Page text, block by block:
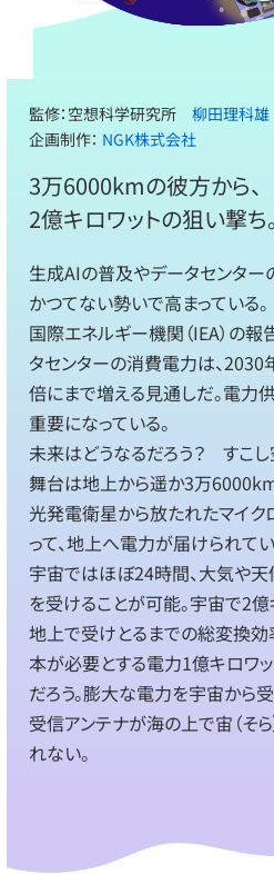
監修：空想科学研究所 柳田理科雄
企画制作： NGK株式会社
3万6000kmの彼方から、
2億キロワットの狙い撃ち。
生成AIの普及やデータセンター
かつてない勢いで高まっている。
国際エネルギー機関（IEA）の
タセンターの消費電力は、
倍にまで増える見通しだ。電力
重要になっている。
未来はどうなるだろう？ すこし
舞台は地上から遥か3万
光発電衛星から放たれたマイク
って、地上へ電力が届けられてい
宇宙ではほぼ24時間、大気や
を受けることが可能。宇宙で2億
地上で受けとるまでの総変換効
本が必要とする電力1億キロワ
だろう。膨大な電力を宇宙から
受信アンテナが海の上で宙（そ
れない。